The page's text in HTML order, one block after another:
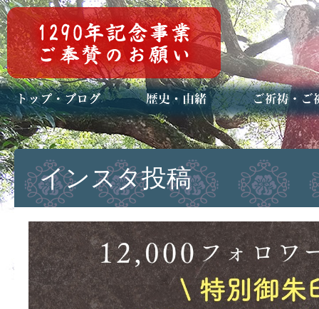
トップページ
ブログ(日々八百万)
お知らせ一覧 歴史・ご祭神
年中行事
メディア掲載 ご祈祷・ご祈
安産祈願
初宮参り
七五三詣
長寿のお祝い
神前結婚式
厄祓い・方位
車のお祓い
地鎮祭
神葬祭（神式
インスタ投稿